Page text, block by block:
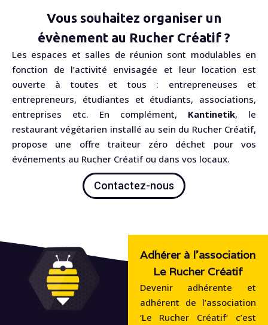
Vous souhaitez organiser un
évènement au Rucher Créatif ?
Les espaces et salles de réunion sont modulables en
fonction de l’activité envisagée et leur location est
ouverte à toutes et tous : entrepreneuses et
entrepreneurs, étudiantes et étudiants, associations,
entreprises etc. En complément, Kantinetik, le
restaurant végétarien installé au sein du Rucher Créatif,
propose une offre traiteur zéro déchet pour vos
événements au Rucher Créatif ou dans vos locaux.
Contactez-nous
Adhérer à l'association
Le Rucher Créatif
Devenir adhérente et
adhérent de l’association
‘Le Rucher Créatif‘ c’est